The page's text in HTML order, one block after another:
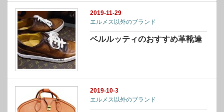
2019-11-29
エルメス以外のブランド
ベルルッティのおすすめ革靴達
2019-10-3
エルメス以外のブランド